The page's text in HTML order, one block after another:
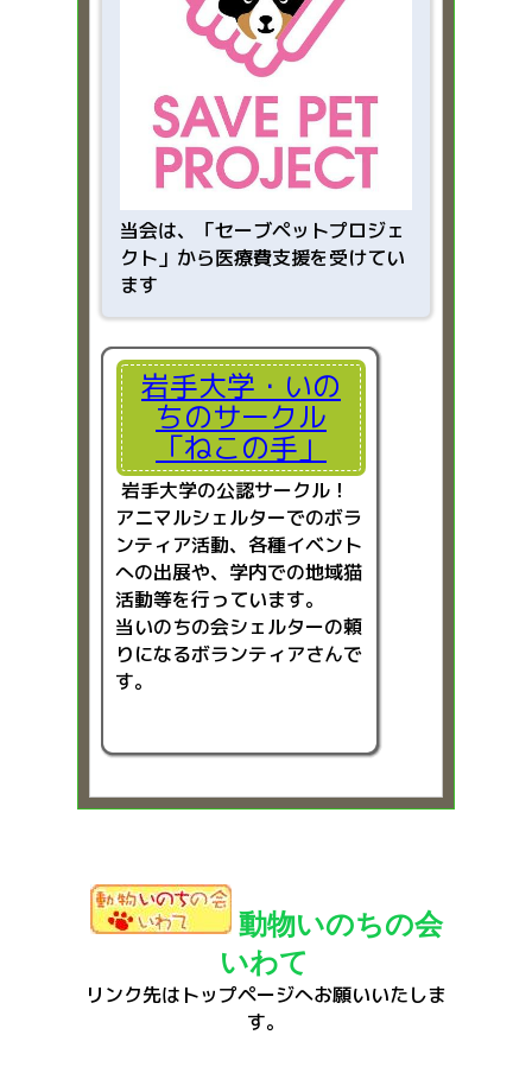
当会は、「セーブペットプロジェ
クト」から医療費支援を受けてい
ます
岩手大学・いの
ちのサークル
「ねこの手」
岩手大学の公認サークル！
アニマルシェルターでのボラ
ンティア活動、各種イベント
への出展や、学内での地域猫
活動等を行っています。
当いのちの会シェルターの頼
りになるボランティアさんで
す。
動物いのちの会
いわて
リンク先はトップページへお願いいたしま
す。